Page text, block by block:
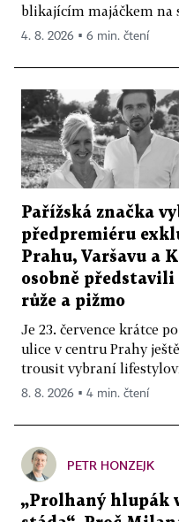
blikajícím majáčkem na
4. 8. 2026 ▪ 6 min. čtení
Pařížská značka
předpremiéru
Prahu, Varšavu a
osobně představili
růže a pižmo
Je 23. července krátce
ulice v centru Prahy
trousit vybraní
8. 8. 2026 ▪ 4 min. čtení
PETR HONZEJK
„Prolhaný hlupák